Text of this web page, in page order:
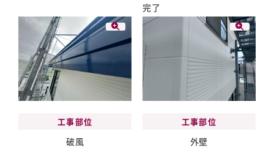
完了
工事部位
破風
工事部位
外壁